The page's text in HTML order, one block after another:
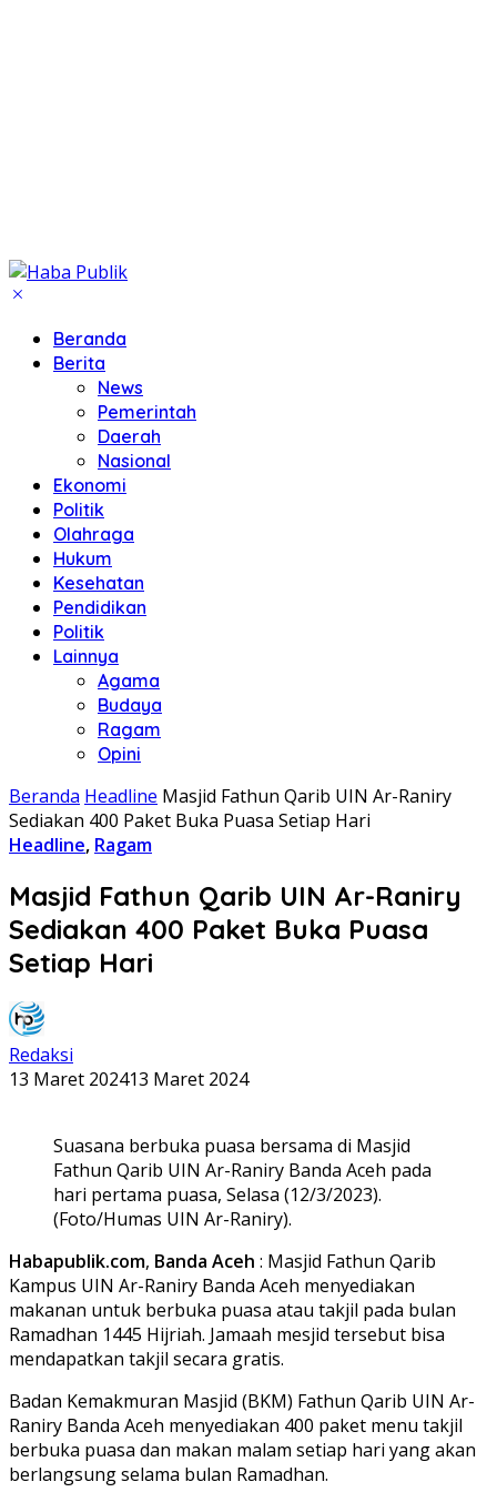
Beranda
Berita
News
Pemerintah
Daerah
Nasional
Ekonomi
Politik
Olahraga
Hukum
Kesehatan
Pendidikan
Politik
Lainnya
Agama
Budaya
Ragam
Opini
Beranda Headline Masjid Fathun Qarib UIN Ar-Raniry
Sediakan 400 Paket Buka Puasa Setiap Hari
Headline, Ragam
Masjid Fathun Qarib UIN Ar-Raniry
Sediakan 400 Paket Buka Puasa
Setiap Hari
Redaksi
13 Maret 202413 Maret 2024
Suasana berbuka puasa bersama di Masjid
Fathun Qarib UIN Ar-Raniry Banda Aceh pada
hari pertama puasa, Selasa (12/3/2023).
(Foto/Humas UIN Ar-Raniry).
Habapublik.com, Banda Aceh : Masjid Fathun Qarib
Kampus UIN Ar-Raniry Banda Aceh menyediakan
makanan untuk berbuka puasa atau takjil pada bulan
Ramadhan 1445 Hijriah. Jamaah mesjid tersebut bisa
mendapatkan takjil secara gratis.
Badan Kemakmuran Masjid (BKM) Fathun Qarib UIN Ar-
Raniry Banda Aceh menyediakan 400 paket menu takjil
berbuka puasa dan makan malam setiap hari yang akan
berlangsung selama bulan Ramadhan.